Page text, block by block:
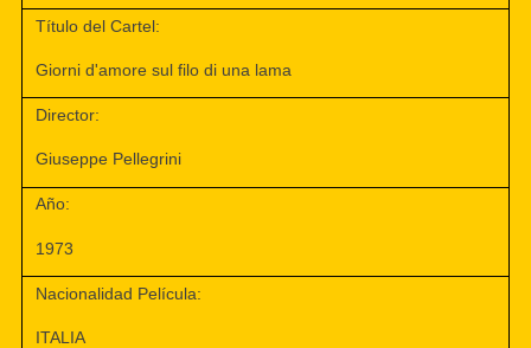
Título del Cartel:
Giorni d'amore sul filo di una lama
Director:
Giuseppe Pellegrini
Año:
1973
Nacionalidad Película:
ITALIA